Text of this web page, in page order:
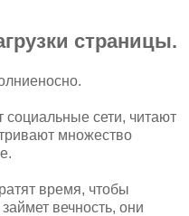
страницы.
сети, читают
множество
время, чтобы
вечность, они